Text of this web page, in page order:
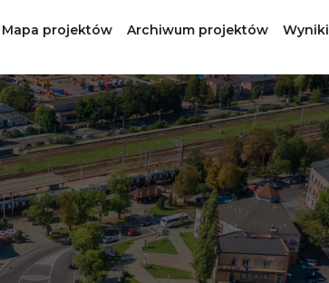
Mapa projektów Archiwum projektów Wyniki